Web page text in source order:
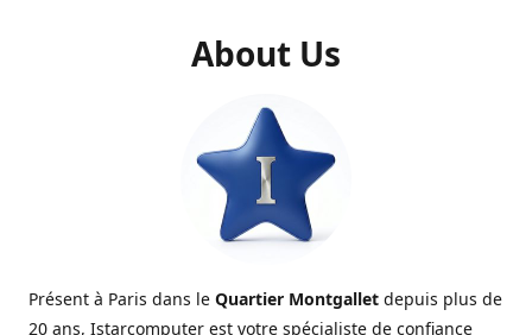
About Us
Présent à Paris dans le Quartier Montgallet depuis plus de
20 ans, Istarcomputer est votre spécialiste de confiance